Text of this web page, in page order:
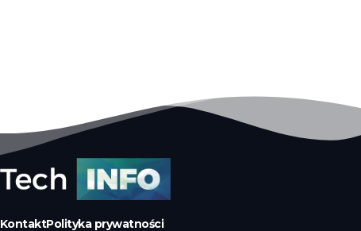
KontaktPolityka prywatności